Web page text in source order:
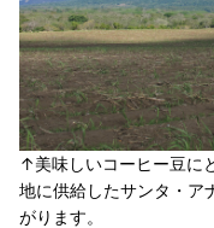
↑美味しいコーヒー豆に
地に供給したサンタ・ア
がります。